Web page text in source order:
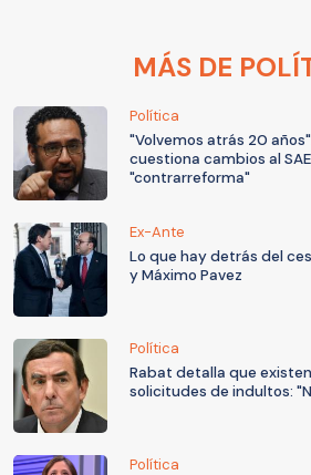
MÁS DE
Política
"Volvemos atrás 20
cuestiona cambios al
"contrarreforma"
Ex-Ante
Lo que hay detrás del
y Máximo Pavez
Política
Rabat detalla que
solicitudes de indultos:
Política